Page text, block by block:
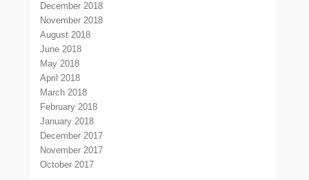
December 2018
November 2018
August 2018
June 2018
May 2018
April 2018
March 2018
February 2018
January 2018
December 2017
November 2017
October 2017